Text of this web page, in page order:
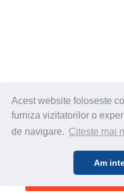
Acest website foloseste
furniza vizitatorilor o
de navigare. Citeste mai
Am
SALVEAZA